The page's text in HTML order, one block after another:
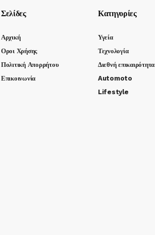
Σελίδες
Αρχική
Οροι Χρήσης
Πολιτική Απορρήτου
Επικοινωνία
Κατηγορίες
Υγεία
Τεχνολογία
Διεθνή επικαιρότητα
Automoto
Lifestyle